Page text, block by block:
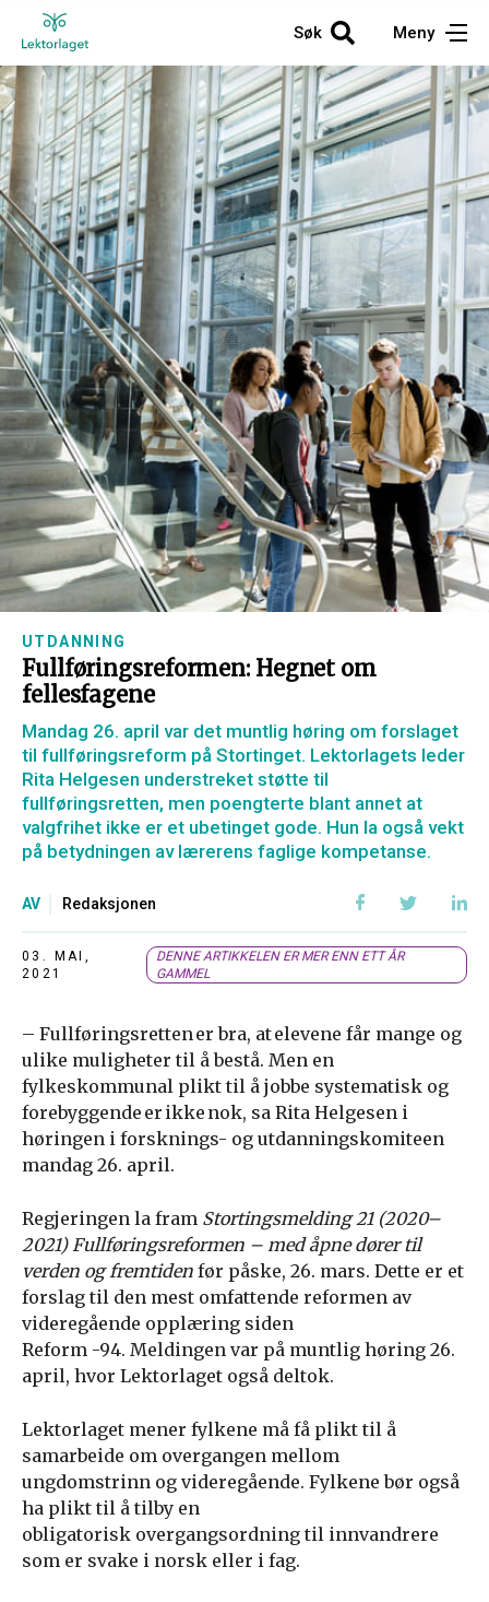
Søk Meny
UTDANNING
Fullføringsreformen: Hegnet om
fellesfagene
Mandag 26. april var det muntlig høring om forslaget
til fullføringsreform på Stortinget. Lektorlagets leder
Rita Helgesen understreket støtte til
fullføringsretten, men poengterte blant annet at
valgfrihet ikke er et ubetinget gode. Hun la også vekt
på betydningen av lærerens faglige kompetanse.
AV Redaksjonen
03. MAI,
2021
DENNE ARTIKKELEN ER MER ENN ETT ÅR
GAMMEL
– Fullføringsretten er bra, at elevene får mange og
ulike muligheter til å bestå. Men en
fylkeskommunal plikt til å jobbe systematisk og
forebyggende er ikke nok, sa Rita Helgesen i
høringen i forsknings- og utdanningskomiteen
mandag 26. april.
Regjeringen la fram Stortingsmelding 21 (2020–
2021) Fullføringsreformen – med åpne dører til
verden og fremtiden før påske, 26. mars. Dette er et
forslag til den mest omfattende reformen av
videregående opplæring siden
Reform -94. Meldingen var på muntlig høring 26.
april, hvor Lektorlaget også deltok.
Lektorlaget mener fylkene må få plikt til å
samarbeide om overgangen mellom
ungdomstrinn og videregående. Fylkene bør også
ha plikt til å tilby en
obligatorisk overgangsordning til innvandrere
som er svake i norsk eller i fag.